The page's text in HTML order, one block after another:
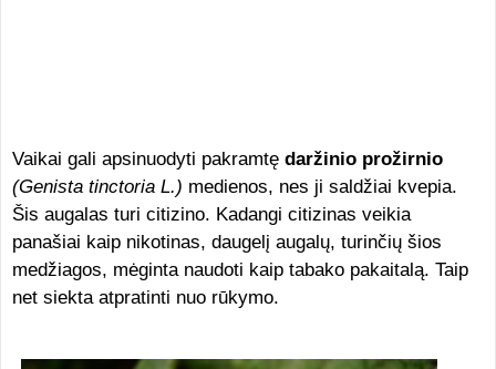
Vaikai gali apsinuodyti pakramtę daržinio prožirnio
(Genista tinctoria L.) medienos, nes ji saldžiai kvepia.
Šis augalas turi citizino. Kadangi citizinas veikia
panašiai kaip nikotinas, daugelį augalų, turinčių šios
medžiagos, mėginta naudoti kaip tabako pakaitalą. Taip
net siekta atpratinti nuo rūkymo.